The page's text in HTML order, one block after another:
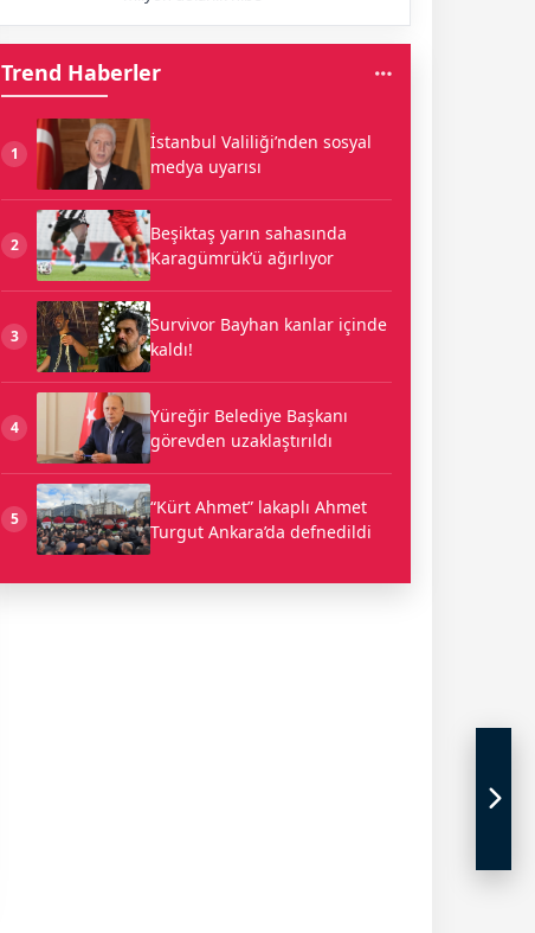
Trend Haberler
1
İstanbul Valiliği’nden sosyal
medya uyarısı
2
Beşiktaş yarın sahasında
Karagümrük’ü ağırlıyor
3
Survivor Bayhan kanlar içinde
kaldı!
4
Yüreğir Belediye Başkanı
görevden uzaklaştırıldı
5
“Kürt Ahmet” lakaplı Ahmet
Turgut Ankara’da defnedildi